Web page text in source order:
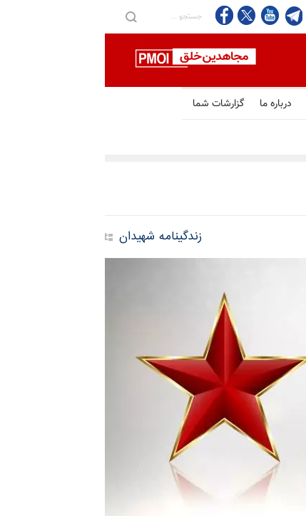
درباره ما گزارشات شما
زندگینامه شهیدان